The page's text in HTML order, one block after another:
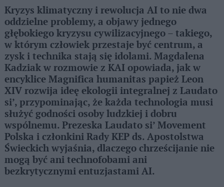
Kryzys klimatyczny i rewolucja AI to nie dwa
oddzielne problemy, a objawy jednego
głębokiego kryzysu cywilizacyjnego – takiego,
w którym człowiek przestaje być centrum, a
zysk i technika stają się idolami. Magdalena
Kadziak w rozmowie z KAI opowiada, jak w
encyklice Magnifica humanitas papież Leon
XIV rozwija ideę ekologii integralnej z Laudato
si’, przypominając, że każda technologia musi
służyć godności osoby ludzkiej i dobru
wspólnemu. Prezeska Laudato si’ Movement
Polska i członkini Rady KEP ds. Apostolstwa
Świeckich wyjaśnia, dlaczego chrześcijanie nie
mogą być ani technofobami ani
bezkrytycznymi entuzjastami AI.